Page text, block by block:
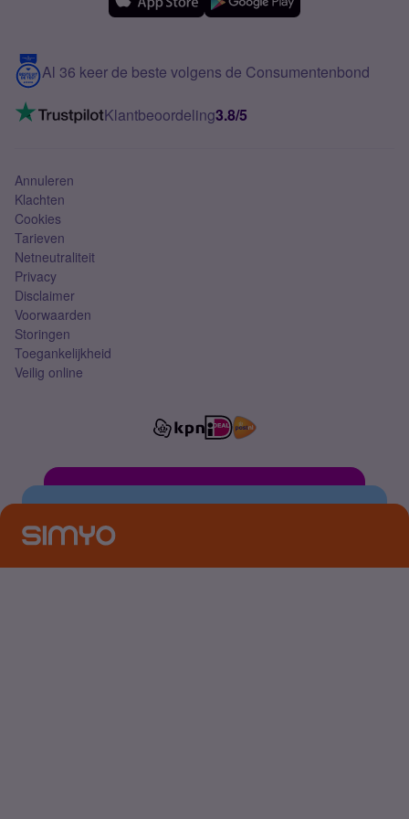
Meerdere nummers
5G internet
Mobiel internet
Mobiel abonnement
Contact
VoLTE 4G bellen
Al 36 keer de beste volgens de Consumentenbond
Klantbeoordeling3.8/5
Annuleren
Klachten
Cookies
Tarieven
Netneutraliteit
Privacy
Disclaimer
Voorwaarden
Storingen
Toegankelijkheid
Veilig online